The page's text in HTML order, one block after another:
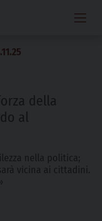
della
al
nella politica;
vicina ai cittadini.